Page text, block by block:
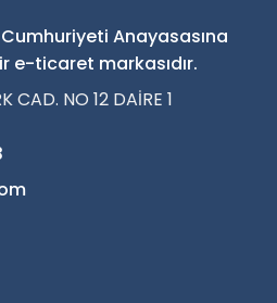
Anayasasına
e-ticaret markasıdır.
CAD. NO 12 DAİRE 1